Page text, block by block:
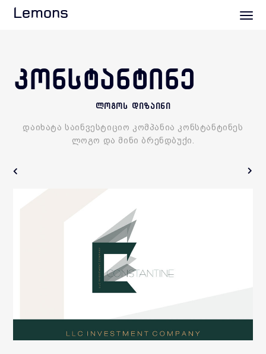
Lemons
ᲙᲝᲜᲡᲢᲐᲜᲢᲘᲜᲔ
ლოგოს დიზაინი
დაიხატა საინვესტიციო კომპანია კონსტანტინეს
ლოგო და მინი ბრენდბუქი.